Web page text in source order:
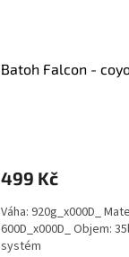
Batoh Falcon -
499 Kč
Váha: 920g_x000D_
600D_x000D_ Objem:
systém